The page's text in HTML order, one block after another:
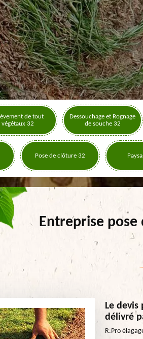
de tout
végétaux 32
Dessouchage et Rognage
de souche 32
Pose de clôture 32
Entreprise
Le devis
délivré
R.Pro